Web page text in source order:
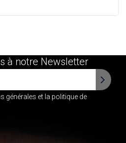
à notre Newsletter
générales et la politique de